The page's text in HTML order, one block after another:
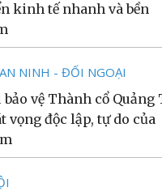
kinh tế nhanh và bền
NINH - ĐỐI NGOẠI
bảo vệ Thành cổ Quảng
vọng độc lập, tự do của